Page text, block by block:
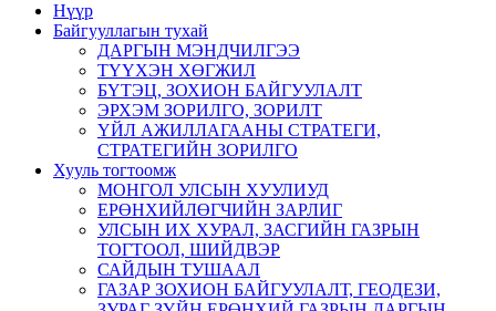
Нүүр
Байгууллагын тухай
ДАРГЫН МЭНДЧИЛГЭЭ
ТҮҮХЭН ХӨГЖИЛ
БҮТЭЦ, ЗОХИОН БАЙГУУЛАЛТ
ЭРХЭМ ЗОРИЛГО, ЗОРИЛТ
ҮЙЛ АЖИЛЛАГААНЫ СТРАТЕГИ,
СТРАТЕГИЙН ЗОРИЛГО
Хууль тогтоомж
МОНГОЛ УЛСЫН ХУУЛИУД
ЕРӨНХИЙЛӨГЧИЙН ЗАРЛИГ
УЛСЫН ИХ ХУРАЛ, ЗАСГИЙН ГАЗРЫН
ТОГТООЛ, ШИЙДВЭР
САЙДЫН ТУШААЛ
ГАЗАР ЗОХИОН БАЙГУУЛАЛТ, ГЕОДЕЗИ,